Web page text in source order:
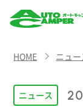
CAMPER
（オート
HOME ニュ
ニュース